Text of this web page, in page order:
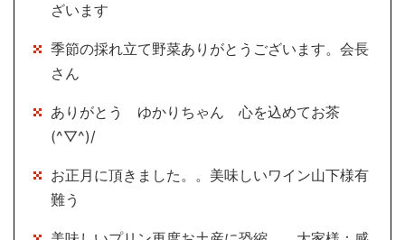
ざいます
季節の採れ立て野菜ありがとうございます。会長
さん
ありがとう ゆかりちゃん 心を込めてお茶
(^▽^)/
お正月に頂きました。。美味しいワイン山下様有
難う